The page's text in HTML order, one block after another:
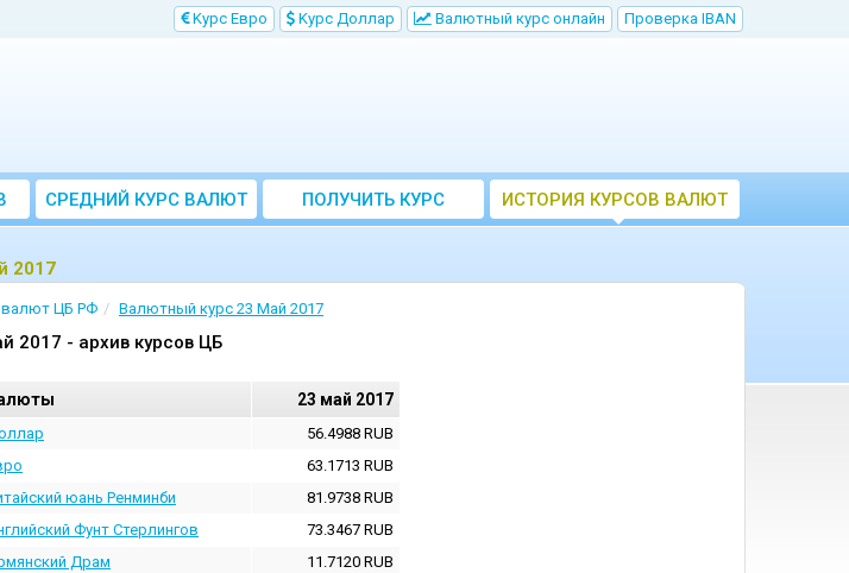
Kурс Евро Kурс Доллар Bалютный курс онлайн Проверка IBAN
CРЕДНИЙ КУРС ВАЛЮТ
ЗА МЕСЯЦ
ПОЛУЧИТЬ КУРС
ВАЛЮТ ЦБ
ИСТОРИЯ КУРСОВ ВАЛЮТ
ЦБ РФ
2017
валют ЦБ РФ Валютный курс 23 Май 2017
2017 - архив курсов ЦБ
23 май 2017
56.4988 RUB
63.1713 RUB
юань Ренминби 81.9738 RUB
Фунт Стерлингов 73.3467 RUB
Драм 11.7120 RUB